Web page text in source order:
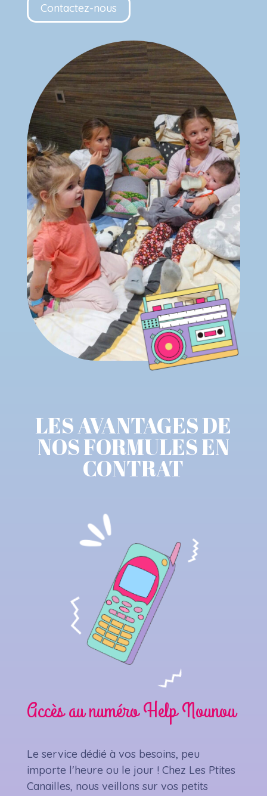
Contactez-nous
LES AVANTAGES DE
NOS FORMULES EN
CONTRAT
Accès au numéro Help Nounou
Le service dédié à vos besoins, peu
importe l'heure ou le jour ! Chez Les Ptites
Canailles, nous veillons sur vos petits